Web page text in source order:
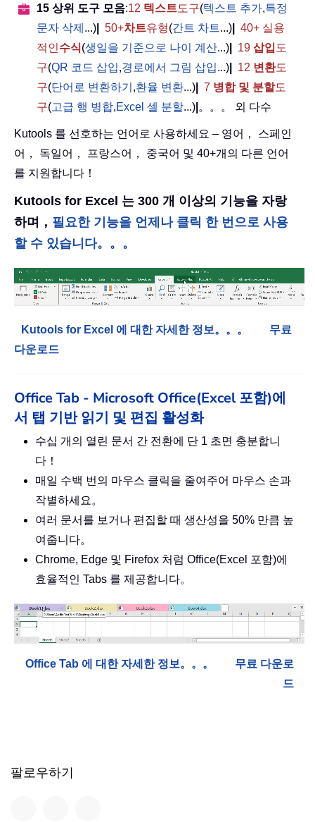
15 상위 도구 모음:12 텍스트도구(텍스트 추가,특정
문자 삭제 ...) 50+차트유형(간트 차트...)
40+ 실용
적인수식(생일을 기준으로 나이 계산...) 19 삽입 도
구(QR 코드 삽입,경로에서 그림 삽입...) 12 변환도
구(단어로 변환하기 ,환율 변환...) 7 병합 및 분할도
구(고급 행 병합,Excel 셀 분할...) 。。。 외 다수
Kutools 를 선호하는 언어로 사용하세요 – 영어， 스페인
어， 독일어， 프랑스어， 중국어 및 40+개의 다른 언어
를 지원합니다！
Kutools for Excel 는 300 개 이상의 기능을 자랑
하며， 필요한 기능을 언제나 클릭 한 번으로 사용
할 수 있습니다。。。
Kutools for Excel 에 대한 자세한 정보。。。
무료
다운로드
Office Tab - Microsoft Office(Excel 포함)에
서 탭 기반 읽기 및 편집 활성화
수십 개의 열린 문서 간 전환에 단 1 초면 충분합니
다！
매일 수백 번의 마우스 클릭을 줄여주어 마우스 손과
작별하세요。
여러 문서를 보거나 편집할 때 생산성을 50% 만큼 높
여줍니다。
Chrome, Edge 및 Firefox 처럼 Office(Excel 포함)에
효율적인 Tabs 를 제공합니다。
Office Tab 에 대한 자세한 정보。。。
무료 다운로
드
팔로우하기